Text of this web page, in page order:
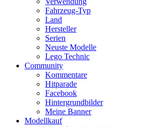
Fahrzeug-Typ
Land
Hersteller
Serien
Neuste Modelle
Lego Technic
Community
Kommentare
Hitparade
Facebook
Hintergrundbilder
Meine Banner
Modellkauf